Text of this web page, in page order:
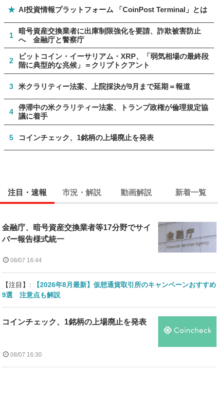
★ AI投資情報プラットフォーム 「CoinPost Terminal」とは
1
暗号資産交換業者に出庫制限強化を要請、詐欺被害防止
へ 金融庁と警察庁
2
ビットコイン・イーサリアム・XRP、「弱気相場の最終段
階に典型的な兆候」＝クリプトクアント
3 米クラリティー法案、上院採決が9月まで延期＝報道
4
停滞中の米クラリティー法案、トランプ政権が倫理規定協
議に着手
5 コインチェック、1銘柄の上場廃止を発表
注目・速報 市況・解説 動画解説 新着一覧
金融庁、暗号資産交換業者等17分野でサイ
バー報告様式統一
08/07 16:44
【注目】:
【2026年8月最新】仮想通貨取引所のキャンペーンおすすめ
9選 注意点も解説
コインチェック、1銘柄の上場廃止を発表
08/07 16:30